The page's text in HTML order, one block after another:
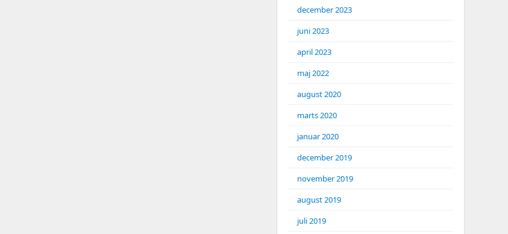
december 2023
juni 2023
april 2023
maj 2022
august 2020
marts 2020
januar 2020
december 2019
november 2019
august 2019
juli 2019